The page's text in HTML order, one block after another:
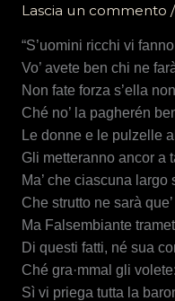
Lascia un commento
“S’uomini ricchi vi
Vo’ avete ben chi ne
Non fate forza s’ella
Ché no’ la pagherén
Le donne e le pulzelle
Gli metteranno ancor a
Ma’ che ciascuna largo
Che strutto ne sarà
Ma Falsembiante
Di questi fatti, né sua
Ché gra·mmal gli
Sì vi priega tutta la